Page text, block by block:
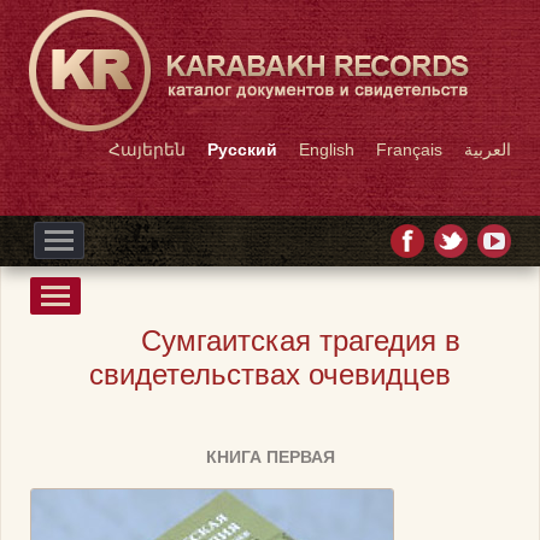
Հայերեն Русский English Français العربية
Сумгаитская трагедия в
свидетельствах очевидцев
КНИГА ПЕРВАЯ